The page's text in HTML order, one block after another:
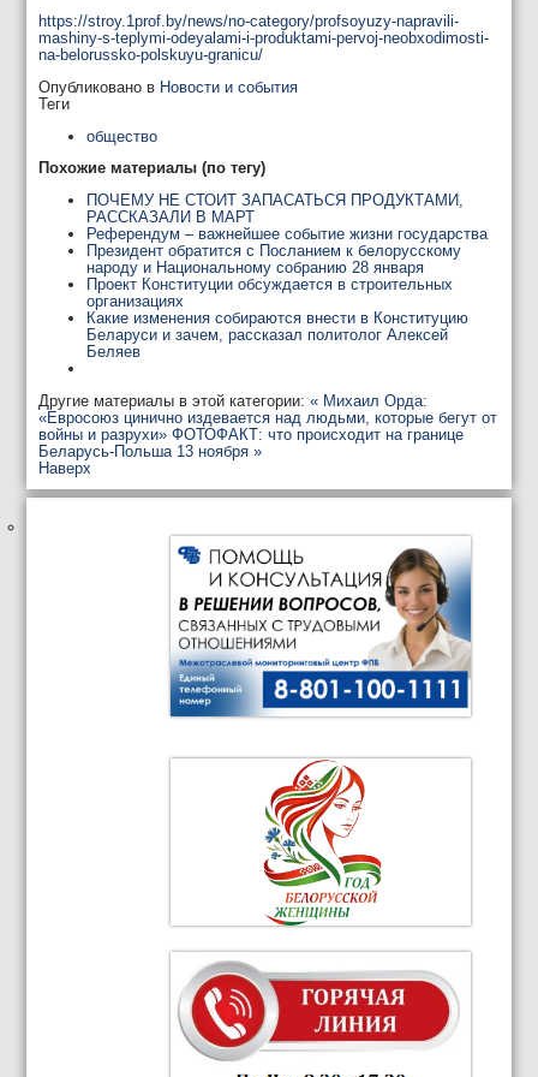
https://stroy.1prof.by/news/no-category/profsoyuzy-napravili-
mashiny-s-teplymi-odeyalami-i-produktami-pervoj-neobxodimosti-
na-belorussko-polskuyu-granicu/
Опубликовано в Новости и события
Теги
общество
Похожие материалы (по тегу)
ПОЧЕМУ НЕ СТОИТ ЗАПАСАТЬСЯ ПРОДУКТАМИ,
РАССКАЗАЛИ В МАРТ
Референдум – важнейшее событие жизни государства
Президент обратится с Посланием к белорусскому
народу и Национальному собранию 28 января
Проект Конституции обсуждается в строительных
организациях
Какие изменения собираются внести в Конституцию
Беларуси и зачем, рассказал политолог Алексей
Беляев
Другие материалы в этой категории: « Михаил Орда:
«Евросоюз цинично издевается над людьми, которые бегут от
войны и разрухи» ФОТОФАКТ: что происходит на границе
Беларусь-Польша 13 ноября »
Наверх